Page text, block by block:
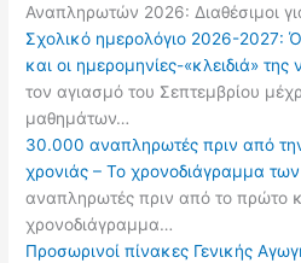
Αναπληρωτών 2026: Διαθέσιμοι
Σχολικό ημερολόγιο 2026-2027:
και οι ημερομηνίες-«κλειδιά»
τον αγιασμό του Σεπτεμβρίου
μαθημάτων…
30.000 αναπληρωτές πριν από
χρονιάς – Το χρονοδιάγραμμα
αναπληρωτές πριν από το πρώτο
χρονοδιάγραμμα…
Προσωρινοί πίνακες Γενικής